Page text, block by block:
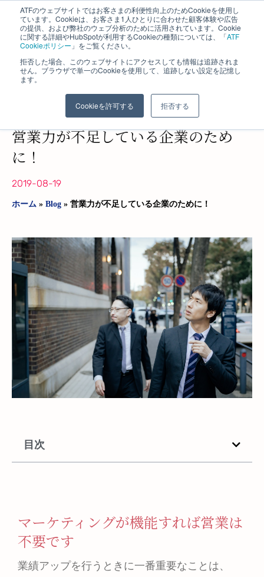
ATFのウェブサイトではお客さまの利便性向上のためCookieを使用し
ています。Cookieは、お客さま1人ひとりに合わせた顧客体験や広告
の提供、および弊社のウェブ分析のために活用されています。Cookie
に関する詳細やHubSpotが利用するCookieの種類については、「ATF
Cookieポリシー 」をご覧ください。
拒否した場合、このウェブサイトにアクセスしても情報は追跡されま
せん。ブラウザで単一のCookieを使用して、追跡しない設定を記憶し
ます。
Cookieを許可する 拒否する
株式会社 エイ・ティ・エフ​
営業力が不足している企業のため
に！
2019-08-19
ホーム » Blog » 営業力が不足している企業のために！
目次
マーケティングが機能すれば営業は
不要です
業績アップを行うときに一番重要なことは、